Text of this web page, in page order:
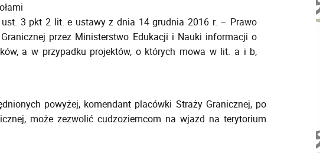
3 pkt 2 lit. e ustawy z dnia 14 grudnia 2016 r. – Prawo
przez Ministerstwo Edukacji i Nauki informacji o
a w przypadku projektów, o których mowa w lit. a i b,
powyżej, komendant placówki Straży Granicznej, po
może zezwolić cudzoziemcom na wjazd na terytorium